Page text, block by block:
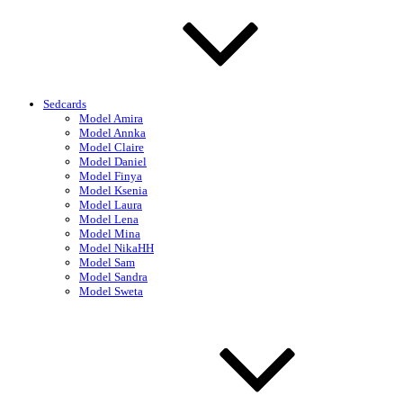
Sedcards
Model Amira
Model Annka
Model Claire
Model Daniel
Model Finya
Model Ksenia
Model Laura
Model Lena
Model Mina
Model NikaHH
Model Sam
Model Sandra
Model Sweta